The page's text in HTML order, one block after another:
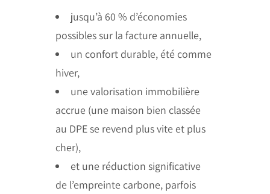
jusqu’à 60 % d’économies
possibles sur la facture annuelle,
un confort durable, été comme
hiver,
une valorisation immobilière
accrue (une maison bien classée
au DPE se revend plus vite et plus
cher),
et une réduction significative
de l’empreinte carbone, parfois